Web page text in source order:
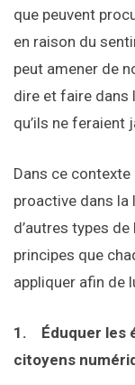
que peuvent
en raison du
peut amener de
dire et faire dans
qu’ils ne feraient
Dans ce
proactive dans
d’autres types
principes que
appliquer afin de
1.
Éduquer les
citoyens